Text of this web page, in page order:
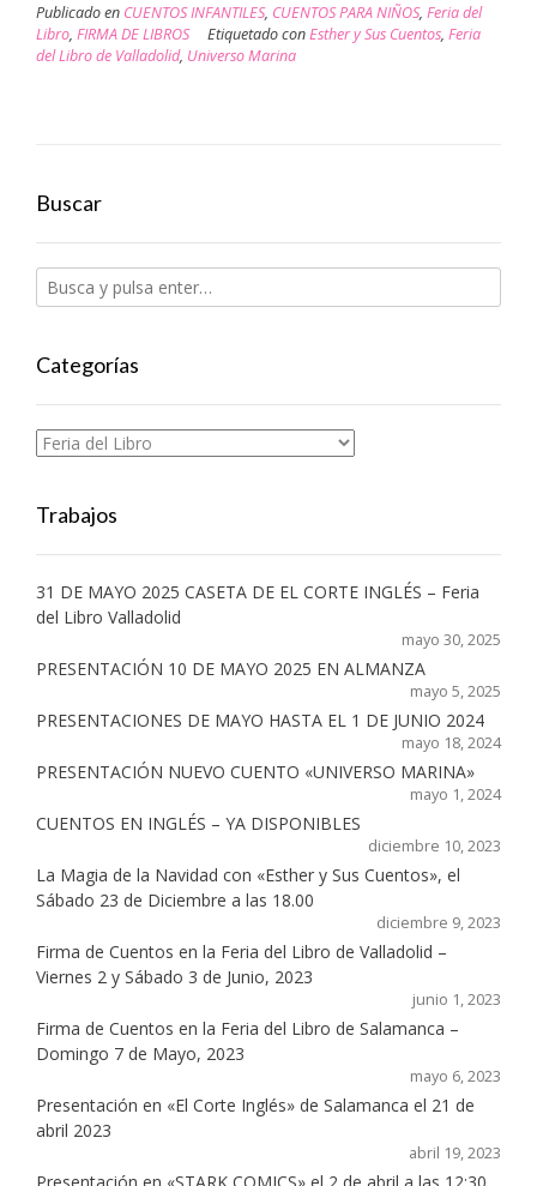
Publicado en CUENTOS INFANTILES, CUENTOS PARA NIÑOS, Feria del
Libro, FIRMA DE LIBROS Etiquetado conEsther y Sus Cuentos, Feria
del Libro de Valladolid, Universo Marina
Buscar
Categorías
Categorías
Trabajos
31 DE MAYO 2025 CASETA DE EL CORTE INGLÉS – Feria
del Libro Valladolid
mayo 30, 2025
PRESENTACIÓN 10 DE MAYO 2025 EN ALMANZA
mayo 5, 2025
PRESENTACIONES DE MAYO HASTA EL 1 DE JUNIO 2024
mayo 18, 2024
PRESENTACIÓN NUEVO CUENTO «UNIVERSO MARINA»
mayo 1, 2024
CUENTOS EN INGLÉS – YA DISPONIBLES
diciembre 10, 2023
La Magia de la Navidad con «Esther y Sus Cuentos», el
Sábado 23 de Diciembre a las 18.00
diciembre 9, 2023
Firma de Cuentos en la Feria del Libro de Valladolid –
Viernes 2 y Sábado 3 de Junio, 2023
junio 1, 2023
Firma de Cuentos en la Feria del Libro de Salamanca –
Domingo 7 de Mayo, 2023
mayo 6, 2023
Presentación en «El Corte Inglés» de Salamanca el 21 de
abril 2023
abril 19, 2023
Presentación en «STARK COMICS» el 2 de abril a las 12:30